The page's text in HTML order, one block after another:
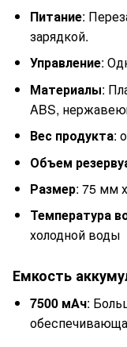
Питание:
зарядкой.
Управление:
Материалы:
ABS,
Вес продукта:
Объем
Размер: 75 мм
Температура
холодной воды
Емкость
7500 мАч: